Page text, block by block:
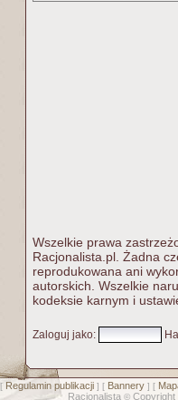
Wszelkie prawa
Racjonalista.pl. Żadna
reprodukowana ani
autorskich. Wszelkie
kodeksie karnym i
Zaloguj jako:
[ Regulamin publikacji] [ Bannery] [
Racjonalista © Copyright